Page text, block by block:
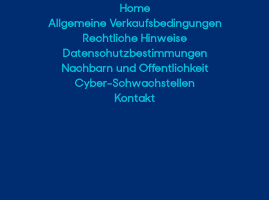
Home
Allgemeine Verkaufsbedingungen
Rechtliche Hinweise
Datenschutzbestimmungen
Nachbarn und Offentlichkeit
Cyber-Schwachstellen
Kontakt